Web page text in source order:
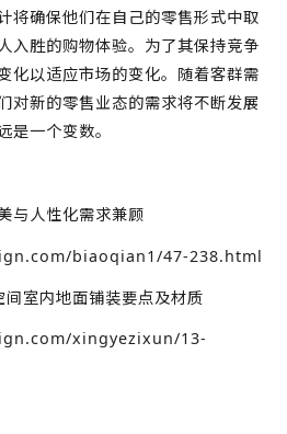
将确保他们在自己的零售形式中取
入胜的购物体验。为了其保持竞争
化以适应市场的变化。随着客群需
对新的零售业态的需求将不断发展
是一个变数。
与人性化需求兼顾
biaoqian1/47-238.html
室内地面铺装要点及材质
xingyezixun/13-